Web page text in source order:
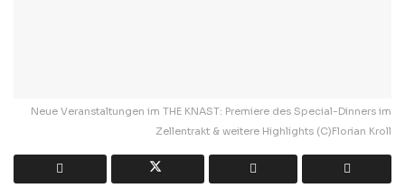
Neue Veranstaltungen im THE KNAST: Premiere des Special-Dinners im
Zellentrakt & weitere Highlights (C)Florian Kroll